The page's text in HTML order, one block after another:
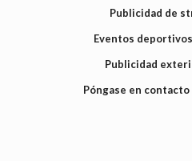
Publicidad de
Eventos
Publicidad
Póngase en